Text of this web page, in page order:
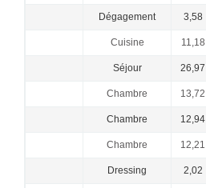
Dégagement 3,58
Cuisine 11,18
Séjour 26,97
Chambre 13,72
Chambre 12,94
Chambre 12,21
Dressing 2,02